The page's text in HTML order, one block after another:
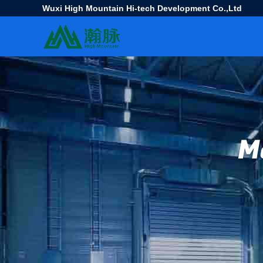
Wuxi High Mountain Hi-tech Development Co.,Ltd